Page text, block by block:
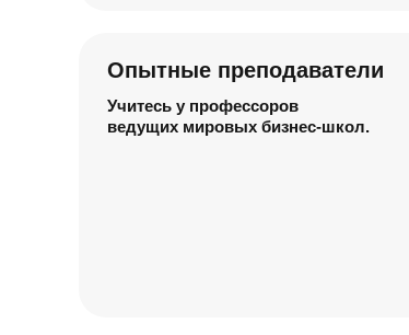
Опытные преподаватели
Учитесь у профессоров
ведущих мировых бизнес-школ.